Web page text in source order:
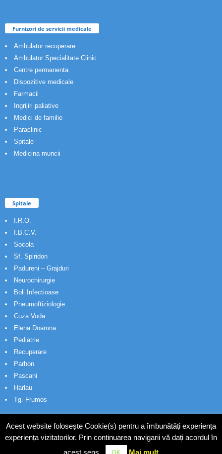
Furnizori de servicii medicale
Ambulator recuperare
Ambulator Specialitate Clinic
Centre permanenta
Dispozitive medicale
Farmacii
Ingrijiri paliative
Medici de familie
Paraclinic
Spitale
Medicina muncii
Spitale
I.R.O.
I.B.C.V.
Socola
Sf. Spiridon
Padureni – Grajduri
Neurochirurgie
Boli Infectioase
Pneumoftiziologie
Cuza Voda
Elena Doamna
Pediatrie
Recuperare
Parhon
Pascani
Harlau
Tg. Frumos
Acest website folosește Cookie(s) pentru a îmbunătăți experiența
experiența vizitatorilor. Prin continuarea navigarii vă dați acordul în
acest sens.
Mai mult